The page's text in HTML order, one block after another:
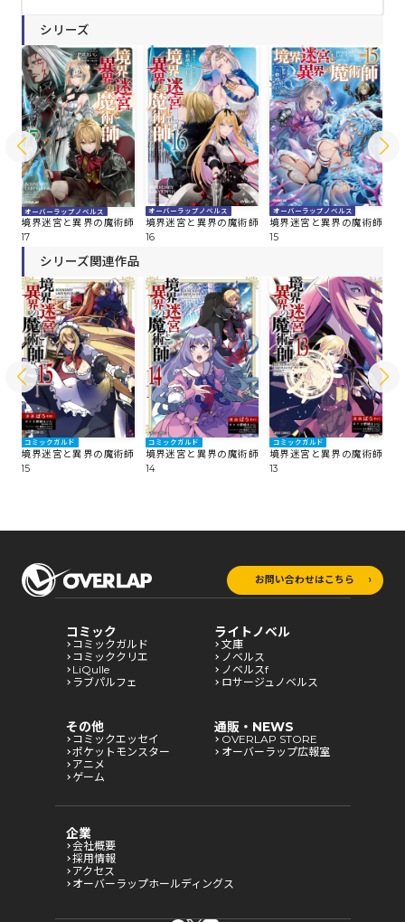
シリーズ
オーバーラップノベルス
境界迷宮と異界の魔術師
17
オーバーラップノベルス
境界迷宮と異界の魔術師
16
オーバーラップノベルス
境界迷宮と異界の魔術師
15
シリーズ関連作品
コミックガルド
境界迷宮と異界の魔術師
15
コミックガルド
境界迷宮と異界の魔術師
14
コミックガルド
境界迷宮と異界の魔術師
13
お問い合わせはこちら
コミック
コミックガルド
コミッククリエ
LiQulle
ラブパルフェ
ライトノベル
文庫
ノベルス
ノベルスf
ロサージュノベルス
その他
コミックエッセイ
ポケットモンスター
アニメ
ゲーム
通販・NEWS
OVERLAP STORE
オーバーラップ広報室
企業
会社概要
採用情報
アクセス
オーバーラップホールディングス